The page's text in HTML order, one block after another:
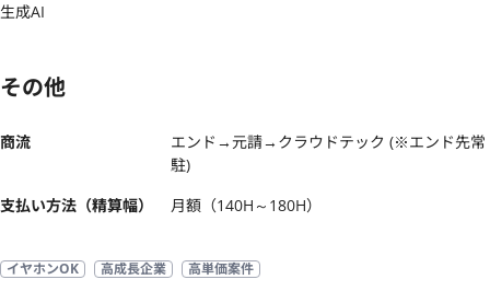
生成AI
その他
商流
エンド→元請→クラウドテック (※エンド先常
駐)
支払い方法（精算幅）
月額（140H～180H）
イヤホンOK 高成長企業 高単価案件